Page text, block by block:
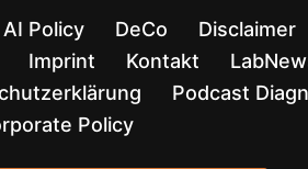
AI Policy DeCo Disclaimer
Imprint Kontakt
Podcast
Policy